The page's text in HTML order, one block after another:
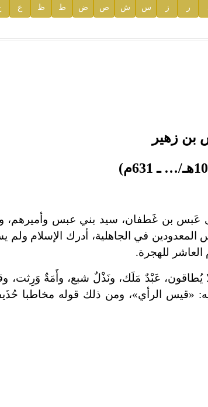
ر ز س ش ص ض ط ظ ع
بن زهير
عَبس بن غَطفان، سيد بني عبس وأميرهم،
في الجاهلية، أدرك الإسلام ولم
العاشر للهجرة.
يُطاقون، عَبْدٌ مَلَك، ونَذْلٌ شبع، وأَمَةٌ وَرِثت،
الرأي»، ومن ذلك قوله مخاطبا